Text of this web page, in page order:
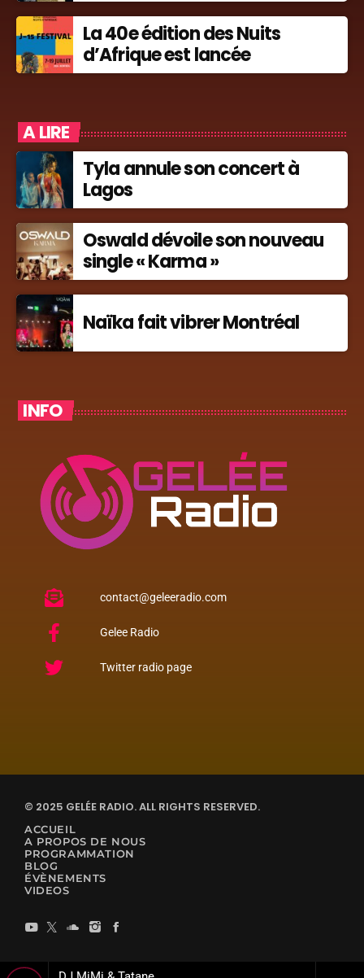
La 40e édition des Nuits
d’Afrique est lancée
A LIRE
Tyla annule son concert à
Lagos
Oswald dévoile son nouveau
single « Karma »
Naïka fait vibrer Montréal
INFO
contact@geleeradio.com
Gelee Radio
Twitter radio page
© 2025 GELÉE RADIO. ALL RIGHTS RESERVED.
ACCUEIL
A PROPOS DE NOUS
PROGRAMMATION
BLOG
ÉVÈNEMENTS
VIDEOS